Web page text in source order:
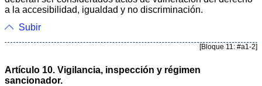
a la accesibilidad, igualdad y no discriminación.
Subir
[Bloque 11: #a1-2]
Artículo 10. Vigilancia, inspección y régimen
sancionador.